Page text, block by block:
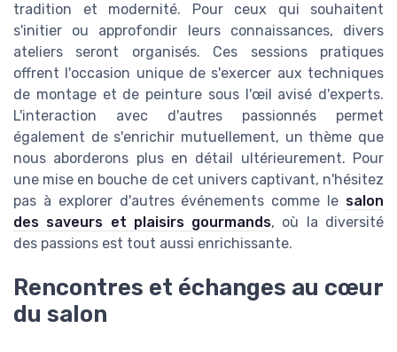
tradition et modernité. Pour ceux qui souhaitent
s'initier ou approfondir leurs connaissances, divers
ateliers seront organisés. Ces sessions pratiques
offrent l'occasion unique de s'exercer aux techniques
de montage et de peinture sous l'œil avisé d'experts.
L'interaction avec d'autres passionnés permet
également de s'enrichir mutuellement, un thème que
nous aborderons plus en détail ultérieurement. Pour
une mise en bouche de cet univers captivant, n'hésitez
pas à explorer d'autres événements comme le salon
des saveurs et plaisirs gourmands, où la diversité
des passions est tout aussi enrichissante.
Rencontres et échanges au cœur
du salon